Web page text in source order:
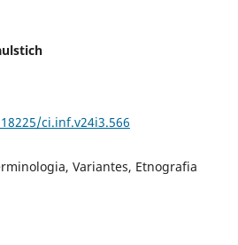
ci.inf.v24i3.566
Variantes, Etnografia